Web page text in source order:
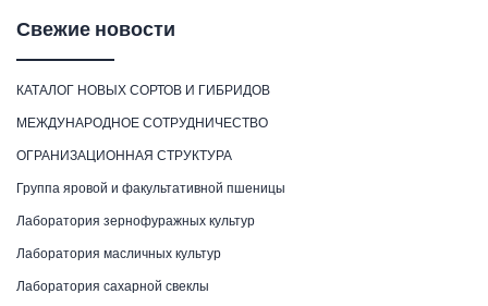
Свежие новости
КАТАЛОГ НОВЫХ СОРТОВ И ГИБРИДОВ
МЕЖДУНАРОДНОЕ СОТРУДНИЧЕСТВО
ОГРАНИЗАЦИОННАЯ СТРУКТУРА
Группа яровой и факультативной пшеницы
Лаборатория зернофуражных культур
Лаборатория масличных культур
Лаборатория сахарной свеклы